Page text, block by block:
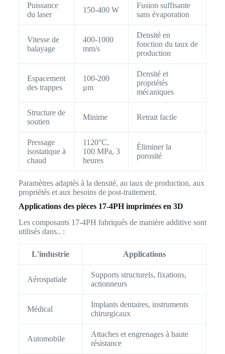
Puissance
du laser
150-400 W
Fusion suffisante
sans évaporation
Vitesse de
balayage
400-1000
mm/s
Densité en
fonction du taux de
production
Espacement
des trappes
100-200
μm
Densité et
propriétés
mécaniques
Structure de
soutien
Minime Retrait facile
Pressage
isostatique à
chaud
1120°C,
100 MPa, 3
heures
Éliminer la
porosité
Paramètres adaptés à la densité, au taux de production, aux
propriétés et aux besoins de post-traitement.
Applications des pièces 17-4PH imprimées en 3D
Les composants 17-4PH fabriqués de manière additive sont
utilisés dans.. :
L'industrie Applications
Aérospatiale
Supports structurels, fixations,
actionneurs
Médical
Implants dentaires, instruments
chirurgicaux
Automobile
Attaches et engrenages à haute
résistance